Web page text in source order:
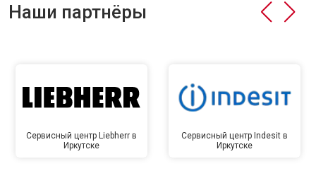
Наши партнёры
Сервисный центр Liebherr в
Иркутске
Сервисный центр Indesit в
Иркутске